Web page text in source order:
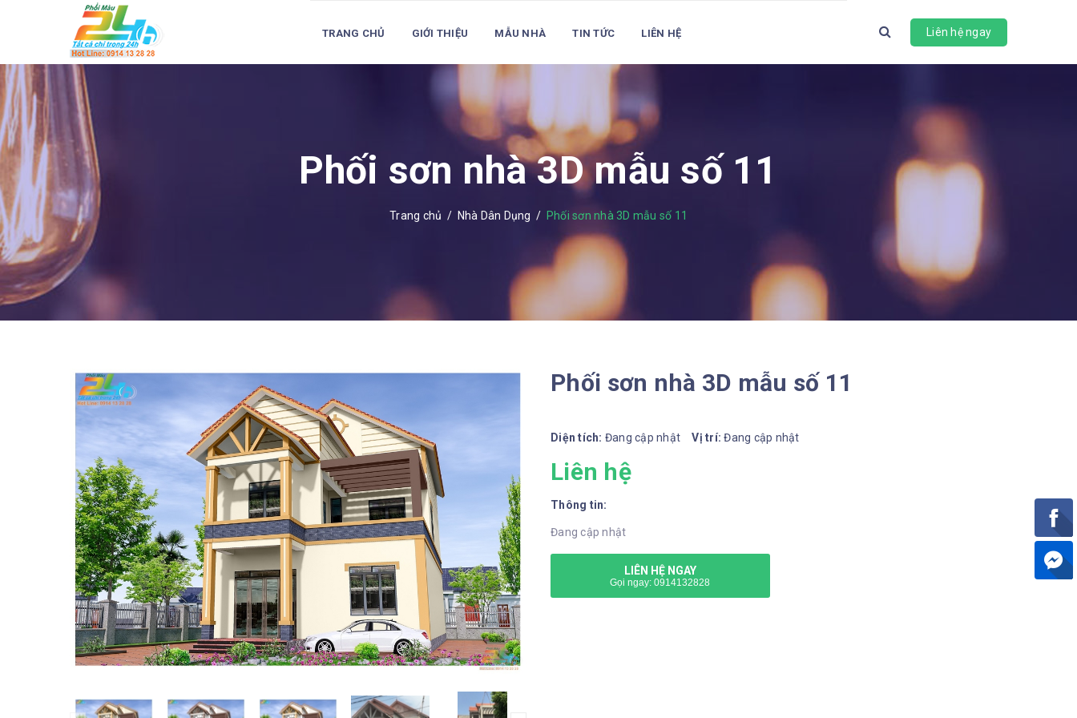
TRANG CHỦ GIỚI THIỆU MẪU NHÀ TIN TỨC LIÊN HỆ Liên hệ ngay
Phối sơn nhà 3D mẫu số 11
Trang chủ / Nhà Dân Dụng / Phối sơn nhà 3D mẫu số 11
Phối sơn nhà 3D mẫu số 11
Diện tích: Đang cập nhật Vị trí:Đang cập nhật
Liên hệ
Thông tin:
Đang cập nhật
LIÊN HỆ NGAY
Gọi ngay: 0914132828